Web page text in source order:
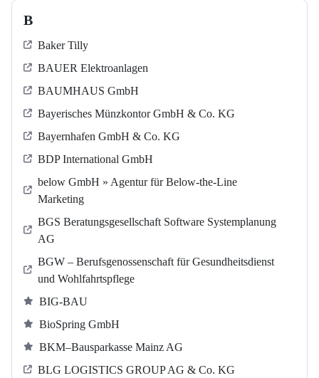
B
Baker Tilly
BAUER Elektroanlagen
BAUMHAUS GmbH
Bayerisches Münzkontor GmbH & Co. KG
Bayernhafen GmbH & Co. KG
BDP International GmbH
below GmbH » Agentur für Below-the-Line
Marketing
BGS Beratungsgesellschaft Software Systemplanung
AG
BGW – Berufsgenossenschaft für Gesundheitsdienst
und Wohlfahrtspflege
BIG-BAU
BioSpring GmbH
BKM–Bausparkasse Mainz AG
BLG LOGISTICS GROUP AG & Co. KG